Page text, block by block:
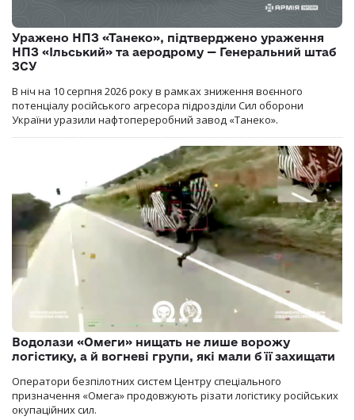
Уражено НПЗ «Танеко», підтверджено ураження
НПЗ «Ільський» та аеродрому — Генеральний штаб
ЗСУ
В ніч на 10 серпня 2026 року в рамках зниження воєнного
потенціалу російського агресора підрозділи Сил оборони
України уразили нафтопереробний завод «Танеко».
Водолази «Омеги» нищать не лише ворожу
логістику, а й вогневі групи, які мали б її захищати
Оператори безпілотних систем Центру спеціального
призначення «Омега» продовжують різати логістику російських
окупаційних сил.